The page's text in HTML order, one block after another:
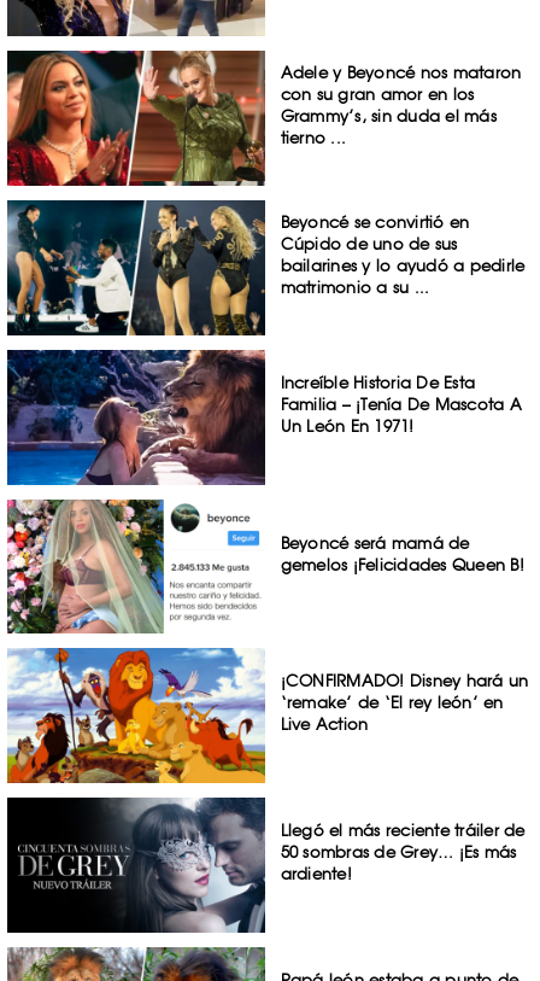
Adele y Beyoncé nos mataron
con su gran amor en los
Grammy’s, sin duda el más
tierno ...
Beyoncé se convirtió en
Cúpido de uno de sus
bailarines y lo ayudó a pedirle
matrimonio a su ...
Increíble Historia De Esta
Familia – ¡Tenía De Mascota A
Un León En 1971!
Beyoncé será mamá de
gemelos ¡Felicidades Queen B!
¡CONFIRMADO! Disney hará un
‘remake’ de ‘El rey león’ en
Live Action
Llegó el más reciente tráiler de
50 sombras de Grey… ¡Es más
ardiente!